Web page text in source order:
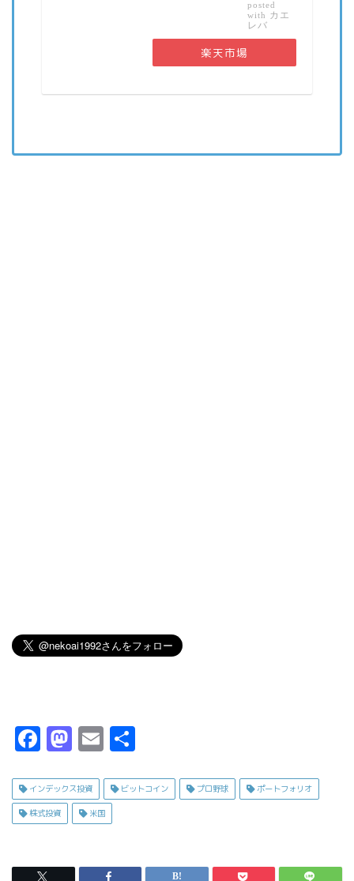
posted
with カエ
レバ
楽天市場
F
c
e
o
M
s
t
d
E
ai
l
インデックス投資 ビットコイン プロ野球 ポートフォリオ
株式投資 米国